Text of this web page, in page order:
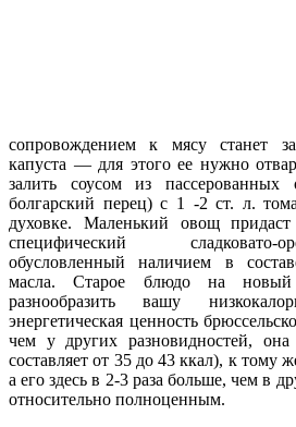
сопровождением к мясу станет
капуста — для этого ее нужно
залить соусом из
болгарский перец) с 1 -2 ст. л.
духовке. Маленький овощ
специфический
обусловленный наличием в
масла. Старое блюдо на
разнообразить вашу
энергетическая ценность
чем у других разновидностей,
составляет от 35 до 43 ккал), к тому
а его здесь в 2-3 раза больше, чем в
относительно полноценным.